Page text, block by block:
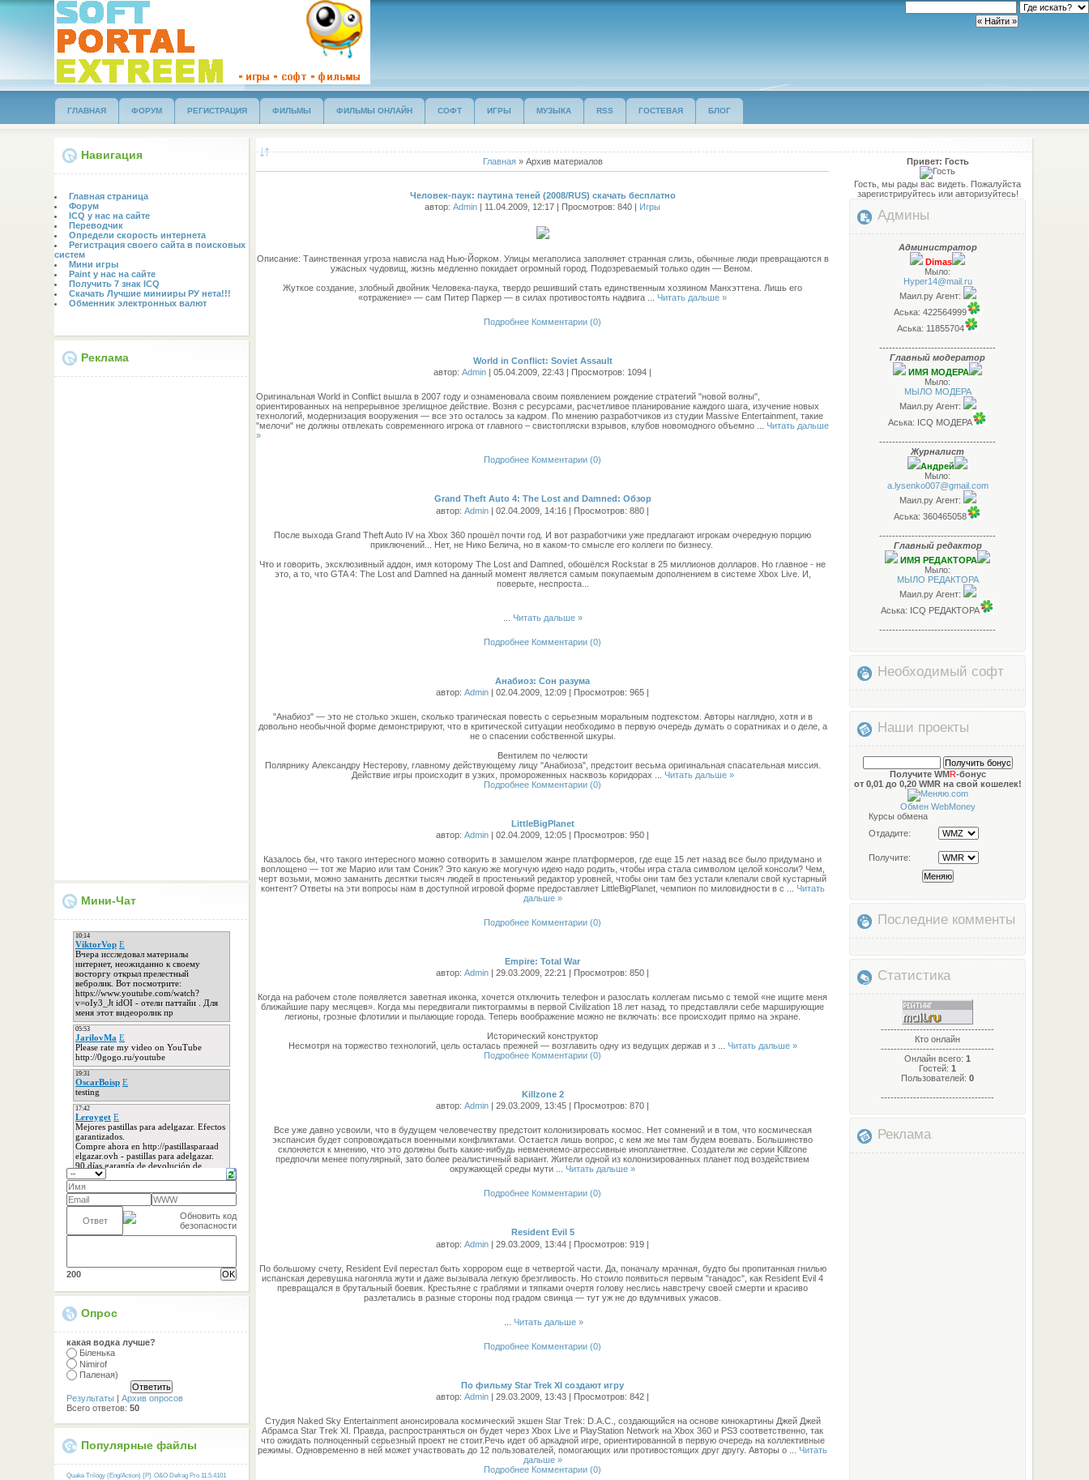
ГЛАВНАЯ ФОРУМ РЕГИСТРАЦИЯ ФИЛЬМЫ ФИЛЬМЫ ОНЛАЙН СОФТ ИГРЫ МУЗЫКА RSS ГОСТЕВАЯ БЛОГ
Навигация
Главная страница
Форум
ICQ у нас на сайте
Переводчик
Определи скорость интернета
Регистрация своего сайта в поисковых
систем
Мини игры
Paint у нас на сайте
Получить 7 знак ICQ
Скачать Лучшие минииры РУ нета!!!
Обменник электронных валют
Реклама
Мини-Чат
200
Опрос
какая водка лучше?
Біленька
Nimirof
Паленая)
Результаты |Архив опросов
Всего ответов:50
Популярные файлы
Quake Trilogy (Eng/Action) {P} O&O Defrag Pro 11.5.4101
Главная» Архив материалов
Человек-паук: паутина теней (2008/RUS) скачать бесплатно
автор:Admin | 11.04.2009, 12:17 | Просмотров: 840 | Игры
Описание: Таинственная угроза нависла над Нью-Йорком. Улицы мегаполиса заполняет странная слизь, обычные люди превращаются в
ужасных чудовищ, жизнь медленно покидает огромный город. Подозреваемый только один — Веном.
Жуткое создание, злобный двойник Человека-паука, твердо решивший стать единственным хозяином Манхэттена. Лишь его
«отражение» — сам Питер Паркер — в силах противостоять надвига
...Читать дальше »
Подробнее Комментарии (0)
World in Conflict: Soviet Assault
автор:Admin | 05.04.2009, 22:43 | Просмотров: 1094 |
Оригинальная World in Conflict вышла в 2007 году и ознаменовала своим появлением рождение стратегий "новой волны",
ориентированных на непрерывное зрелищное действие. Возня с ресурсами, расчетливое планирование каждого шага, изучение новых
технологий, модернизация вооружения — все это осталось за кадром. По мнению разработчиков из студии Massive Entertainment, такие
"мелочи" не должны отвлекать современного игрока от главного – свистопляски взрывов, клубов новомодного объемно
...Читать дальше
»
Подробнее Комментарии (0)
Grand Theft Auto 4: The Lost and Damned: Обзор
автор:Admin | 02.04.2009, 14:16 | Просмотров: 880 |
После выхода Grand Theft Auto IV на Xbox 360 прошёл почти год. И вот разработчики уже предлагают игрокам очередную порцию
приключений... Нет, не Нико Белича, но в каком-то смысле его коллеги по бизнесу.
Что и говорить, эксклюзивный аддон, имя которому The Lost and Damned, обошёлся Rockstar в 25 миллионов долларов. Но главное - не
это, а то, что GTA 4: The Lost and Damned на данный момент является самым покупаемым дополнением в системе Xbox Live. И,
поверьте, неспроста...
Читать дальше »
Подробнее Комментарии (0)
Анабиоз: Сон разума
автор:Admin | 02.04.2009, 12:09 | Просмотров: 965 |
"Анабиоз" — это не столько экшен, сколько трагическая повесть с серьезным моральным подтекстом. Авторы наглядно, хотя и в
довольно необычной форме демонстрируют, что в критической ситуации необходимо в первую очередь думать о соратниках и о деле, а
не о спасении собственной шкуры.
Вентилем по челюсти
Полярнику Александру Нестерову, главному действующему лицу "Анабиоза", предстоит весьма оригинальная спасательная миссия.
Действие игры происходит в узких, промороженных насквозь коридорах
Читать дальше »
Подробнее Комментарии (0)
LittleBigPlanet
автор:Admin | 02.04.2009, 12:05 | Просмотров: 950 |
Казалось бы, что такого интересного можно сотворить в замшелом жанре платформеров, где еще 15 лет назад все было придумано и
воплощено — тот же Марио или там Соник? Это какую же могучую идею надо родить, чтобы игра стала символом целой консоли? Чем,
черт возьми, можно заманить десятки тысяч людей в простенький редактор уровней, чтобы они там без устали клепали свой кустарный
контент? Ответы на эти вопросы нам в доступной игровой форме предоставляет LittleBigPlanet, чемпион по миловидности в с
Читать
дальше »
Подробнее Комментарии (0)
Empire: Total War
автор:Admin | 29.03.2009, 22:21 | Просмотров: 850 |
Когда на рабочем столе появляется заветная иконка, хочется отключить телефон и разослать коллегам письмо с темой «не ищите меня
ближайшие пару месяцев». Когда мы передвигали пиктограммы в первой Civilization 18 лет назад, то представляли себе марширующие
легионы, грозные флотилии и пылающие города. Теперь воображение можно не включать: все происходит прямо на экране.
Исторический конструктор
Несмотря на торжество технологий, цель осталась прежней — возглавить одну из ведущих держав и з
Читать дальше »
Подробнее Комментарии (0)
Killzone 2
автор:Admin | 29.03.2009, 13:45 | Просмотров: 870 |
Все уже давно усвоили, что в будущем человечеству предстоит колонизировать космос. Нет сомнений и в том, что космическая
экспансия будет сопровождаться военными конфликтами. Остается лишь вопрос, с кем же мы там будем воевать. Большинство
склоняется к мнению, что это должны быть какие-нибудь невменяемо-агрессивные инопланетяне. Создатели же серии Killzone
предпочли менее популярный, зато более реалистичный вариант. Жители одной из колонизированных планет под воздействием
окружающей среды мути
...Читать дальше »
Подробнее Комментарии (0)
Resident Evil 5
автор:Admin | 29.03.2009, 13:44 | Просмотров: 919 |
По большому счету, Resident Evil перестал быть хоррором еще в четвертой части. Да, поначалу мрачная, будто бы пропитанная гнилью
испанская деревушка нагоняла жути и даже вызывала легкую брезгливость. Но стоило появиться первым "ганадос", как Resident Evil 4
превращался в брутальный боевик. Крестьяне с граблями и тяпками очертя голову неслись навстречу своей смерти и красиво
разлетались в разные стороны под градом свинца — тут уж не до вдумчивых ужасов.
...Читать дальше »
Подробнее Комментарии (0)
По фильму Star Trek XI создают игру
автор:Admin | 29.03.2009, 13:43 | Просмотров: 842 |
Студия Naked Sky Entertainment анонсировала космический экшен Star Trek: D.A.C., создающийся на основе кинокартины Джей Джей
Абрамса Star Trek XI. Правда, распространяться он будет через Xbox Live и PlayStation Network на Xbox 360 и PS3 соответственно, так
что ожидать полноценный серьезный проект не стоит.Речь идет об аркадной игре, ориентированной в первую очередь на коллективные
режимы. Одновременно в ней может участвовать до 12 пользователей, помогающих или противостоящих друг другу. Авторы о
...Читать
дальше »
Подробнее Комментарии (0)
Привет: Гость
Гость, мы рады вас видеть. Пожалуйста
зарегистрируйтесь или авторизуйтесь!
Админы
Администратор
Dimas
Мыло:
Hyper14@mail.ru
Маил.ру Агент:
Аська: 422564999
Аська: 11855704
------------------------------------
Главный модератор
ИМЯ МОДЕРА
Мыло:
МЫЛО МОДЕРА
Маил.ру Агент:
Аська: ICQ МОДЕРА
------------------------------------
Журналист
Андрей
Мыло:
a.lysenko007@gmail.com
Маил.ру Агент:
Аська: 360465058
------------------------------------
Главный редактор
ИМЯ РЕДАКТОРА
Мыло:
МЫЛО РЕДАКТОРА
Маил.ру Агент:
Аська: ICQ РЕДАКТОРА
------------------------------------
Необходимый софт
Наши проекты
Получите WMR-бонус
от 0,01 до 0,20 WMR на свой кошелек!
Обмен WebMoney
Курсы обмена
Отдадите:
Получите:
Последние комменты
Статистика
-----------------------------------
Кто онлайн
-----------------------------------
Онлайн всего:1
Гостей:1
Пользователей:0
-----------------------------------
Реклама